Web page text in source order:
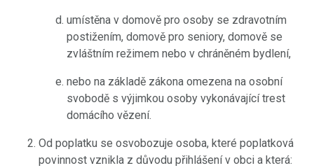
umístěna v domově pro osoby se zdravotním
postižením, domově pro seniory, domově se
zvláštním režimem nebo v chráněném bydlení,
nebo na základě zákona omezena na osobní
svobodě s výjimkou osoby vykonávající trest
domácího vězení.
Od poplatku se osvobozuje osoba, které poplatková
povinnost vznikla z důvodu přihlášení v obci a která: